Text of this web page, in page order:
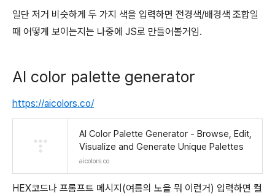
일단 저거 비슷하게 두 가지 색을 입력하면 전경색/배경색 조합일
때 어떻게 보이는지는 나중에 JS로 만들어볼거임.
AI color palette generator
https://aicolors.co/
AI Color Palette Generator - Browse, Edit,
Visualize and Generate Unique Palettes
aicolors.co
HEX코드나 프롬프트 메시지(여름의 노을 뭐 이런거) 입력하면 컬